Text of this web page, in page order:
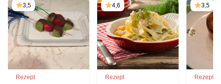
3,5
Rezept
4,6
Rezept
3,5
Rezept